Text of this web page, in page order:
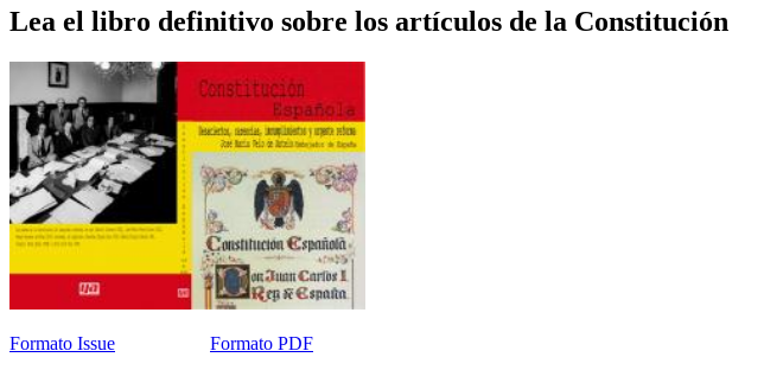
Lea el libro definitivo sobre los artículos de la Constitución
Formato Issue Formato PDF